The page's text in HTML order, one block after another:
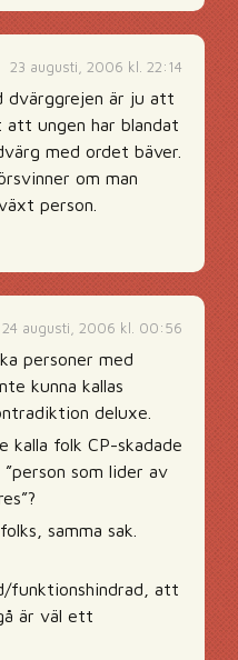
23 augusti, 2006 kl. 22:14
dvärggrejen är ju att
ungen har blandat
med ordet bäver.
om man
person.
24 augusti, 2006 kl. 00:56
personer med
kunna kallas
deluxe.
kalla folk CP-skadade
”person som lider av
samma sak.
funktionshindrad, att
är väl ett